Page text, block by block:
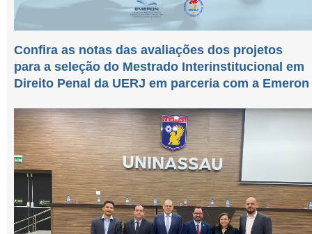
Confira as notas das avaliações dos projetos
para a seleção do Mestrado Interinstitucional em
Direito Penal da UERJ em parceria com a Emeron